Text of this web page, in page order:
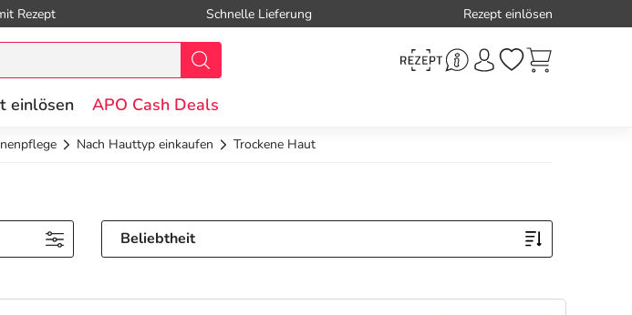
Rezept Schnelle Lieferung Rezept einlösen
einlösen APO Cash Deals
Nach Hauttyp einkaufen Trockene Haut
Beliebtheit